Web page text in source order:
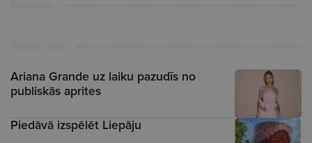
Ariana Grande uz laiku pazudīs no
publiskās aprites
Piedāvā izspēlēt Liepāju